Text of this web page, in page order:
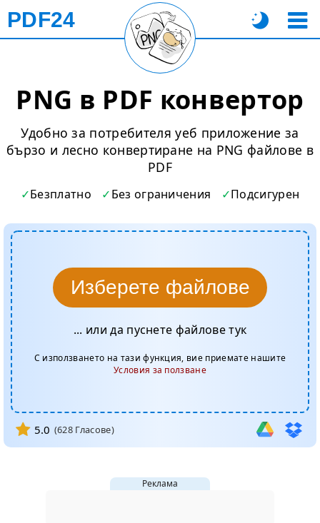
PDF24
PNG в PDF конвертор
Удобно за потребителя уеб приложение за
бързо и лесно конвертиране на PNG файлове в
PDF
Безплатно Без ограничения Подсигурен
Изберете файлове
... или да пуснете файлове тук
С използването на тази функция, вие приемате нашите
Условия за ползване
5.0 (628 Гласове)
Реклама